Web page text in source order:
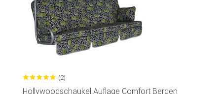
(2)
Hollywoodschaukel Auflage Comfort Bergen